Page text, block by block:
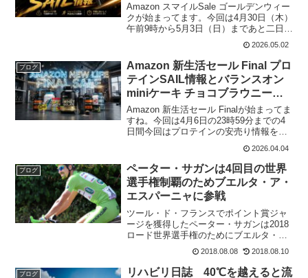
Amazon スマイルSale ゴールデンウィー
クが始まってます。今回は4月30日（木）
午前9時から5月3日（日）まであと二日で
すね。安い時に買っときたいですね。プ
ロテインバー(function(b,c,f,g,a,d,e)
{b.Moshi...
2026.05.02
ブログ
Amazon 新生活セール Final プロ
テインSAIL情報とバランスオン
miniケーキ チョコブラウニーが
18%オフ!
Amazon 新生活セール Finalが始まってま
すね。今回は4月6日の23時59分までの4
日間今回はプロテインの安売り情報を巡
回調査プロテイン(function(b,c,f,g,a,d,e)
2026.04.04
ブログ
ペーター・サガンは4回目の世界
選手権制覇のためブエルタ・ア・
エスパーニャに参戦
ツール・ド・フランスでポイント賞ジャ
ージを獲得したペーター・サガンは2018
ロード世界選手権のためにブエルタ・
ア・エスパーニャに参戦することを表明
しました。最後まで走るということはな
くて世界選のためのトレーニングレース
2018.08.08 2018.08.10
ブログ
リハビリ日誌 40℃を越えると流